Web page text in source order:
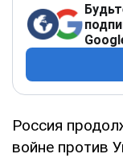
Россия
войне против